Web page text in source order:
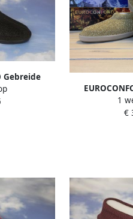
Gebreide
Zwart
Portugese
1
€